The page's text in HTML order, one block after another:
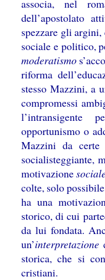
associa, nel
dell’apostolato
spezzare gli
sociale e politico,
moderatismo
riforma
stesso Mazzini, a
compromessi
l’intransigente
opportunismo o
Mazzini da certe
socialisteggiante,
motivazione
colte, solo
ha una
storico, di cui
da lui fondata.
un’interpretazione
storica, che si
cristiani.